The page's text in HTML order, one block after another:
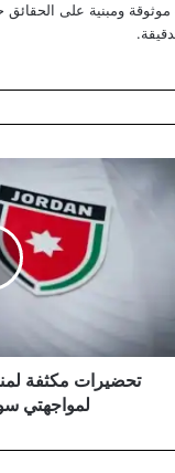
تحضيرات
مكثفة
وكولومبيا
تحضيرات مكثفة
لمواجهتي